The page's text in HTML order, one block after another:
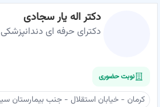
دکتر اله یار سجادی
دکترای حرفه ای دندانپزشکی
نوبت حضوری